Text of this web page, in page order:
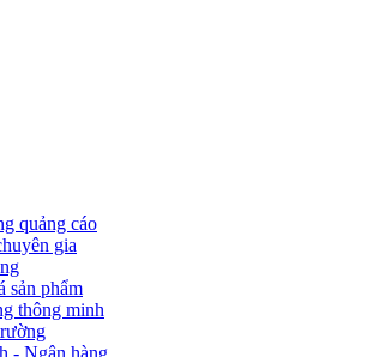
quảng cáo
gia
sản phẩm
thông minh
- Ngân hàng